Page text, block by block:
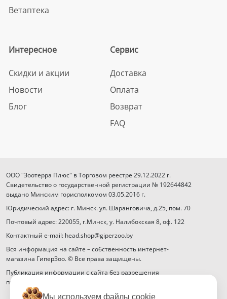
Ветаптека
Интересное
Скидки и акции
Новости
Блог
Сервис
Доставка
Оплата
Возврат
FAQ
ООО "Зоотерра Плюс" в Торговом реестре 29.12.2022 г.
Свидетельство о государственной регистрации № 192644842
выдано Минским горисполкомом 03.05.2016 г.
Юридический адрес: г. Минск. ул. Шаранговича, д.25, пом. 70
Почтовый адрес: 220055, г.Минск, у. Налибокская 8, оф. 122
Контактный e-mail: head.shop@giperzoo.by
Вся информация на сайте – собственность интернет-
магазина ГиперЗоо. © Все права защищены.
Публикация информации с сайта без разрешения
правообладателя запрещена.
Мы используем файлы cookie